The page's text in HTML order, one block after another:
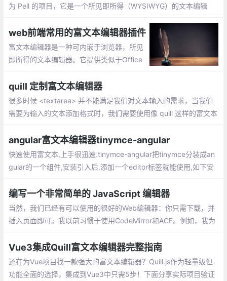
为 Pell 的项目，它是一个所见即所得（WYSIWYG）的文本编辑
web前端常用的富文本编辑器插件
富文本编辑器是一种可内嵌于浏览器，所见
即所得的文本编辑器。它提供类似于Office
户使用，富文本编辑器的应用非常广泛，它
的历史与图文网页诞生的历史几乎一样长。
quill 定制富文本编辑器
很多时候 <textarea> 并不能满足我们对文本输入的需求，当我们
需要为输入的文本添加格式时，我们需要使用像 quill 这样的富文本
angular富文本编辑器tinymce-angular
快速使用富文本,上手很迅速.tinymce-angular把tinymce分装成an
gular的一个组件,安装引入后,添加一个editor标签就能使用,如下安
编写一个非常简单的 JavaScript 编辑器
当然，我们已经有可以使用的很好的Web编辑器：你只需下载，并
插入页面即可。我以前习惯于使用CodeMirror和ACE。例如，我为
一个问题：它们难以扩展和难以理解。
Vue3集成Quill富文本编辑器完整指南
还在为Vue项目找一款强大的富文本编辑器？Quill.js作为轻量级但
功能全面的选择，集成到Vue3中只需5步！下面分享实际项目验证